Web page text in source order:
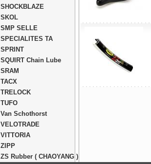
SHOCKBLAZE
SKOL
SMP SELLE
SPECIALITES TA
SPRINT
SQUIRT Chain Lube
SRAM
TACX
TRELOCK
TUFO
Van Schothorst
VELOTRADE
VITTORIA
ZIPP
ZS Rubber ( CHAOYANG )